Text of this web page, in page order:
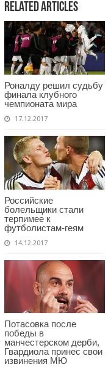
Related Articles
Роналду решил судьбу
финала клубного
чемпионата мира
17.12.2017
Российские
болельщики стали
терпимее к
футболистам-геям
14.12.2017
Потасовка после
победы в
манчестерском дерби,
Гвардиола принес свои
извинения МЮ